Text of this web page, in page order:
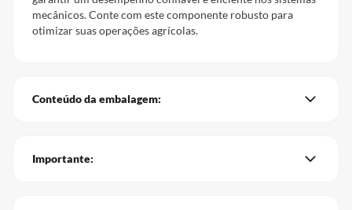
mecânicos. Conte com este componente robusto para
otimizar suas operações agrícolas.
Conteúdo da embalagem:
Importante: